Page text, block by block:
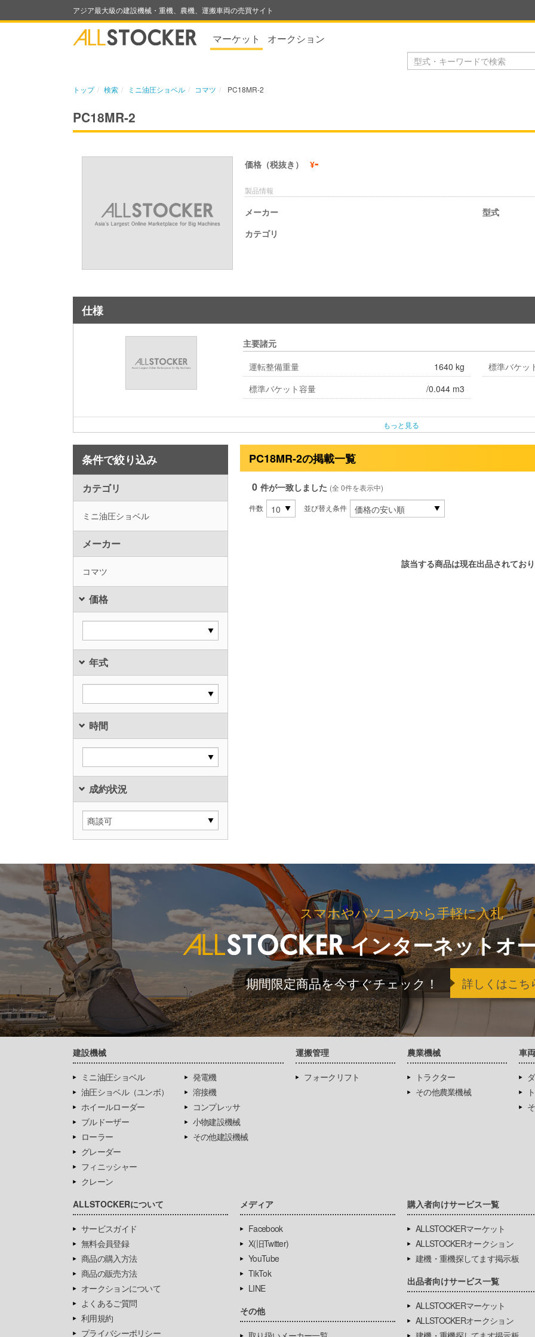
アジア最大級の建設機械・重機、農機、運搬車両の売買サイト
マーケット オークション
トップ 検索 ミニ油圧ショベル コマツ PC18MR-2
PC18MR-2
価格（税抜き） ¥-
製品情報
メーカー
カテゴリ
型式
仕様
主要諸元
運転整備重量
1640 kg
標準バケット容量
/0.044 m3
標準バケッ
もっと見る
条件で絞り込み
カテゴリ
ミニ油圧ショベル
メーカー
コマツ
価格
年式
時間
成約状況
PC18MR-2の掲載一覧
0 件が一致しました (全 0件を表示中)
件数
並び替え条件
該当する商品は現在出品されてお
スマホやパソコンから手軽に入札
インターネットオ
期間限定商品を今すぐチェック！ 詳しくはこち
建設機械
ミニ油圧ショベル
油圧ショベル（ユンボ）
ホイールローダー
ブルドーザー
ローラー
グレーダー
フィニッシャー
クレーン
発電機
溶接機
コンプレッサ
小物建設機械
その他建設機械
運搬管理
フォークリフト
農業機械
トラクター
その他農業機械
車両
ALLSTOCKERについて
サービスガイド
無料会員登録
商品の購入方法
商品の販売方法
オークションについて
よくあるご質問
利用規約
プライバシーポリシー
メディア
Facebook
X(旧Twitter)
YouTube
TikTok
LINE
その他
購入者向けサービス一覧
ALLSTOCKERマーケット
ALLSTOCKERオークション
建機・重機探してます掲示板
出品者向けサービス一覧
ALLSTOCKERマーケット
ALLSTOCKERオークション